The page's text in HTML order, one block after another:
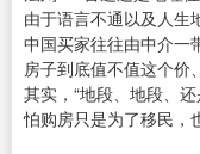
由于语言不通以及人生
中国买家往往由中介一
房子到底值不值这个价
其实，“地段、地段、
怕购房只是为了移民，